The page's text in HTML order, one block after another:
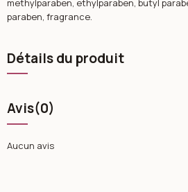
methylparaben, ethylparaben, butyl
paraben, fragrance.
Détails du produit
Avis(0)
Aucun avis